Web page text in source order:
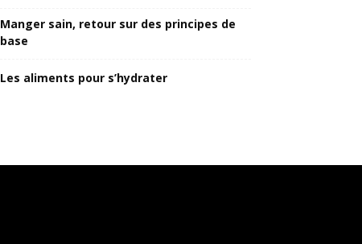
Manger sain, retour sur des principes de
base
Les aliments pour s’hydrater